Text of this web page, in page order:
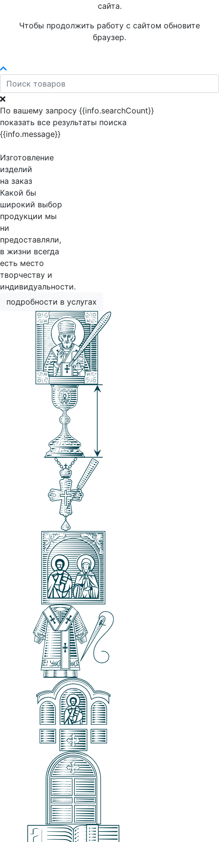
сайта.
Чтобы продолжить работу с сайтом обновите
браузер.
По вашему запросу {{info.searchCount}}
показать все результаты поиска
{{info.message}}
Изготовление
изделий
на заказ
Какой бы
широкий выбор
продукции мы
ни
предоставляли,
в жизни всегда
есть место
творчеству и
индивидуальности.
подробности в услугах